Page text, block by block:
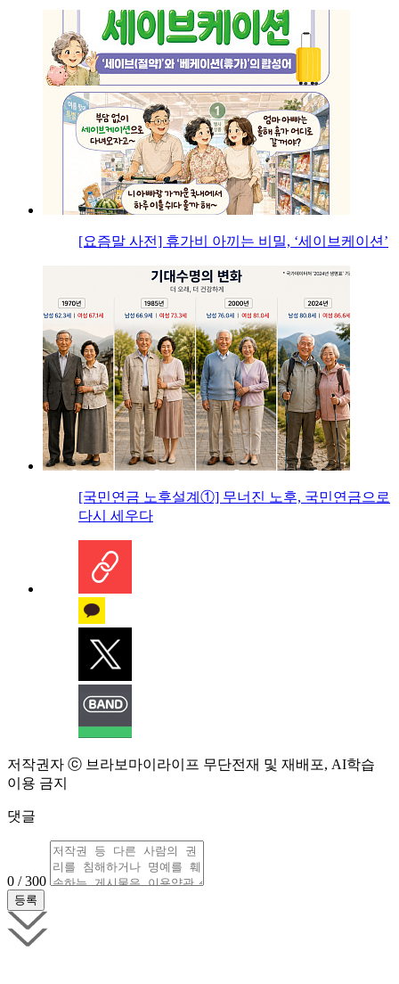
[요즘말 사전] 휴가비 아끼는 비밀, ‘세이브케이션’
[국민연금 노후설계①] 무너진 노후, 국민연금으로
다시 세우다
저작권자 ⓒ 브라보마이라이프 무단전재 및 재배포, AI학습
이용 금지
댓글
0 / 300